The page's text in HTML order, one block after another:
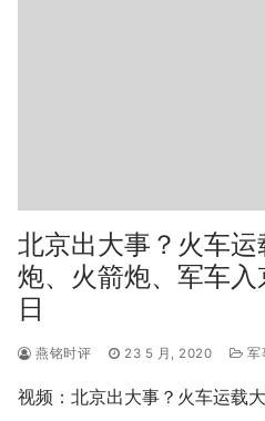
北京出大事？火车
炮、火箭炮、军车
日
燕铭时评 23 5 月, 2020 军
视频：北京出大事？火车运载